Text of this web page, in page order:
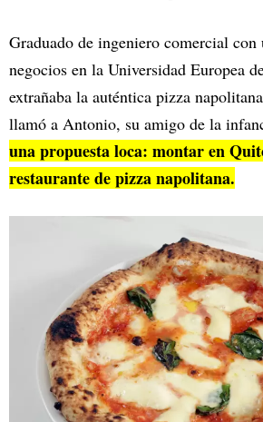
Graduado de ingeniero comercial con
negocios en la Universidad Europea
extrañaba la auténtica pizza
llamó a Antonio, su amigo de la
una propuesta loca: montar en
restaurante de pizza napolitana.